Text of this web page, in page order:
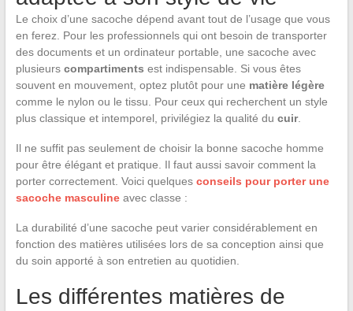
Le choix d’une sacoche dépend avant tout de l’usage que vous
en ferez. Pour les professionnels qui ont besoin de transporter
des documents et un ordinateur portable, une sacoche avec
plusieurs compartiments est indispensable. Si vous êtes
souvent en mouvement, optez plutôt pour une matière légère
comme le nylon ou le tissu. Pour ceux qui recherchent un style
plus classique et intemporel, privilégiez la qualité du cuir.
Il ne suffit pas seulement de choisir la bonne sacoche homme
pour être élégant et pratique. Il faut aussi savoir comment la
porter correctement. Voici quelques conseils pour porter une
sacoche masculineavec classe :
La durabilité d’une sacoche peut varier considérablement en
fonction des matières utilisées lors de sa conception ainsi que
du soin apporté à son entretien au quotidien.
Les différentes matières de